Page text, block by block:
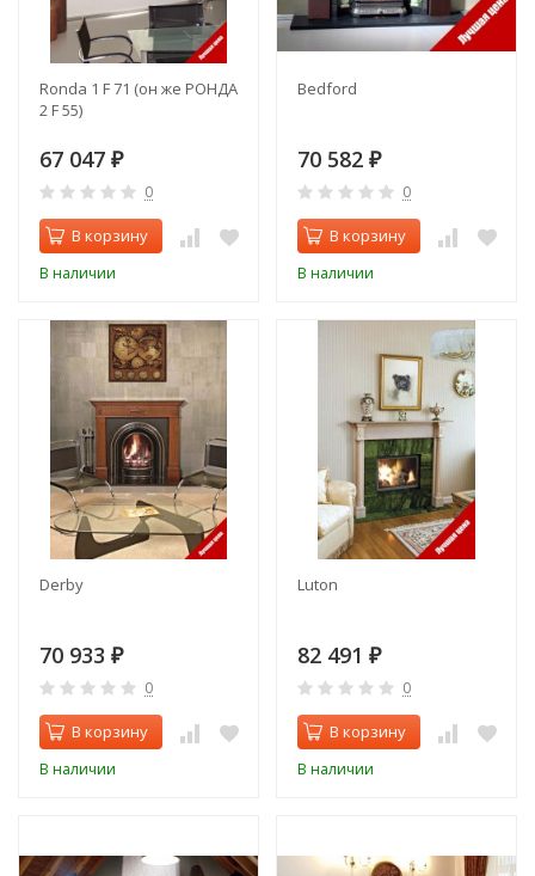
Ronda 1 F 71 (он же РОНДА
2 F 55)
67 047 ₽
0
В корзину
В наличии
Bedford
70 582 ₽
0
В корзину
В наличии
Derby
70 933 ₽
0
В корзину
В наличии
Luton
82 491 ₽
0
В корзину
В наличии